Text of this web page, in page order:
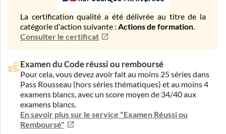
La certification qualité a été délivrée au titre de la
catégorie d'action suivante : Actions de formation.
Consulter le certificat
Examen du Code réussi ou remboursé
Pour cela, vous devez avoir fait au moins 25 séries dans
Pass Rousseau (hors séries thématiques) et au moins 4
examens blancs, avec un score moyen de 34/40 aux
examens blancs.
En savoir plus sur le service "Examen Réussi ou
Remboursé"